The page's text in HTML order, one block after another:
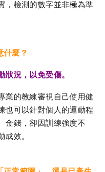
，檢測的數字並非極為準
什麼？
狀況，以免受傷。
業的教練審視自己使用健
也可以針對個人的運動程
金錢，卻因訓練強度不
成效。